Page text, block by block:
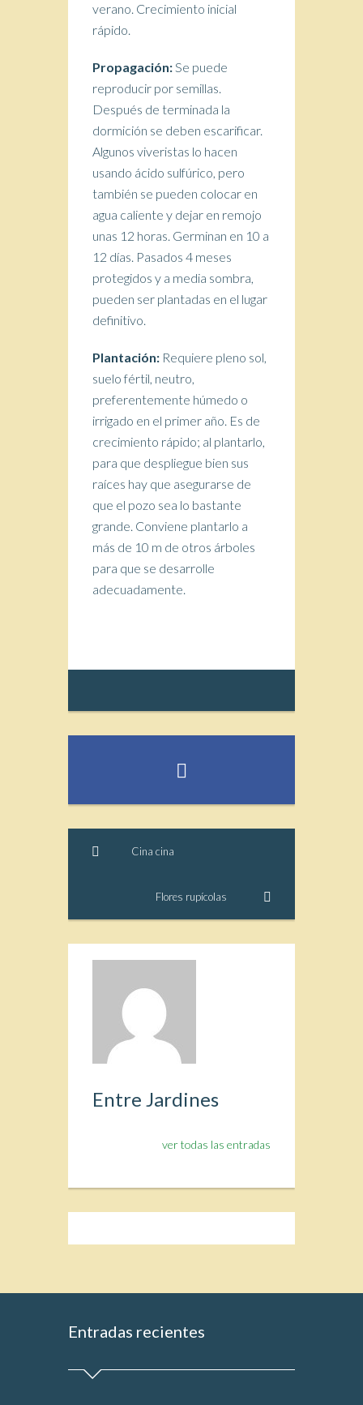
verano. Crecimiento inicial
rápido.
Propagación:Se puede
reproducir por semillas.
Después de terminada la
dormición se deben escarificar.
Algunos viveristas lo hacen
usando ácido sulfúrico, pero
también se pueden colocar en
agua caliente y dejar en remojo
unas 12 horas. Germinan en 10 a
12 días. Pasados 4 meses
protegidos y a media sombra,
pueden ser plantadas en el lugar
definitivo.
Plantación: Requiere pleno sol,
suelo fértil, neutro,
preferentemente húmedo o
irrigado en el primer año. Es de
crecimiento rápido; al plantarlo,
para que despliegue bien sus
raíces hay que asegurarse de
que el pozo sea lo bastante
grande. Conviene plantarlo a
más de 10 m de otros árboles
para que se desarrolle
adecuadamente.
Cina cina
Flores rupícolas
Entre Jardines
ver todas las entradas
Entradas recientes